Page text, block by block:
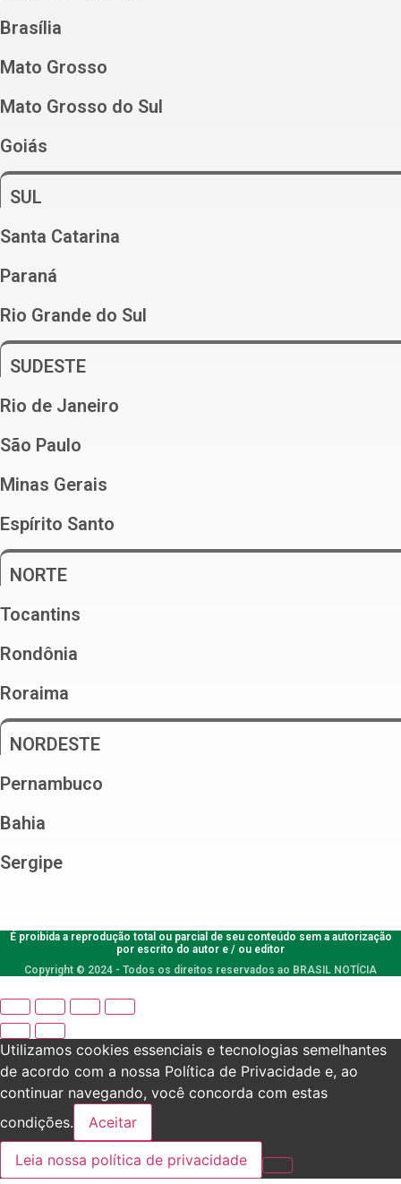
Brasília
Mato Grosso
Mato Grosso do Sul
Goiás
SUL
Santa Catarina
Paraná
Rio Grande do Sul
SUDESTE
Rio de Janeiro
São Paulo
Minas Gerais
Espírito Santo
NORTE
Tocantins
Rondônia
Roraima
NORDESTE
Pernambuco
Bahia
Sergipe
É proibida a reprodução total ou parcial de seu conteúdo sem a autorização
por escrito do autor e / ou editor
Copyright © 2024 - Todos os direitos reservados ao BRASIL NOTÍCIA
Utilizamos cookies essenciais e tecnologias semelhantes
de acordo com a nossa Política de Privacidade e, ao
continuar navegando, você concorda com estas
condições.
Aceitar
Leia nossa política de privacidade